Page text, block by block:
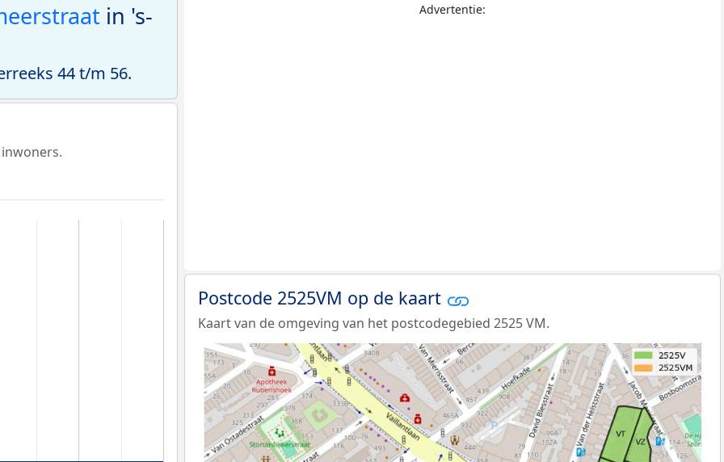
in 's-
44 t/m 56.
Advertentie:
Postcode 2525VM op de kaart
Kaart van de omgeving van het postcodegebied 2525 VM.